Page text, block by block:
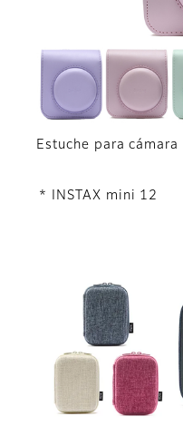
Estuche para cámara
* INSTAX mini 12